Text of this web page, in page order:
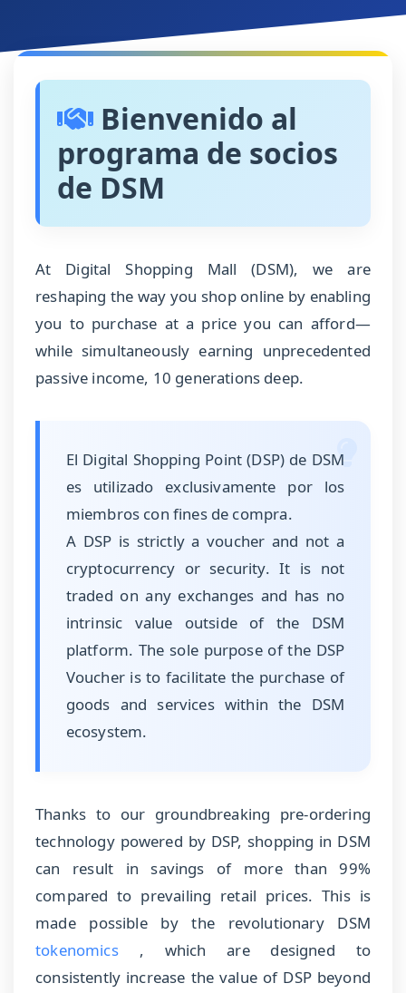
Bienvenido al
programa de socios
de DSM
At Digital Shopping Mall (DSM), we are
reshaping the way you shop online by enabling
you to purchase at a price you can afford—
while simultaneously earning unprecedented
passive income, 10 generations deep.
El Digital Shopping Point (DSP) de DSM
es utilizado exclusivamente por los
miembros con fines de compra.
A DSP is strictly a voucher and not a
cryptocurrency or security. It is not
traded on any exchanges and has no
intrinsic value outside of the DSM
platform. The sole purpose of the DSP
Voucher is to facilitate the purchase of
goods and services within the DSM
ecosystem.
Thanks to our groundbreaking pre-ordering
technology powered by DSP, shopping in DSM
can result in savings of more than 99%
compared to prevailing retail prices. This is
made possible by the revolutionary DSM
tokenomics , which are designed to
consistently increase the value of DSP beyond